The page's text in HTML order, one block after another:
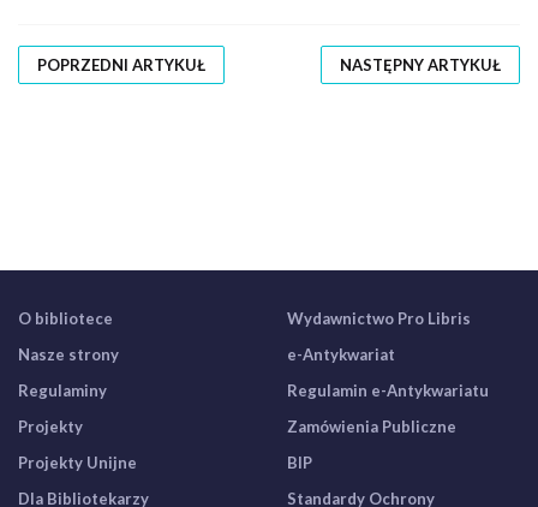
POPRZEDNI ARTYKUŁ NASTĘPNY ARTYKUŁ
O bibliotece
Nasze strony
Regulaminy
Projekty
Projekty Unijne
Dla Bibliotekarzy
Wydawnictwo Pro Libris
e-Antykwariat
Regulamin e-Antykwariatu
Zamówienia Publiczne
BIP
Standardy Ochrony